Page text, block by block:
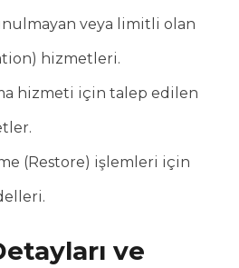
veya limitli olan
hizmetleri.
hizmeti için talep edilen
(Restore) işlemleri için
ve